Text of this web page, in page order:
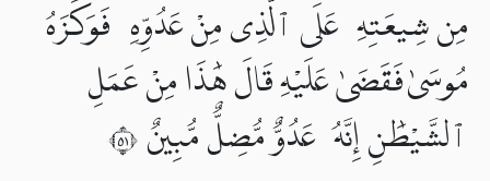
مِن شِيعَتِهِۦ عَلَى ٱلَّذِى مِنْ عَدُوِّهِۦ فَوَكَزَهُۥ
مُوسَىٰ فَقَضَىٰ عَلَيْهِ قَالَ هَٰذَا مِنْ عَمَلِ
ٱلشَّيْطَٰنِ إِنَّهُۥ عَدُوٌّ مُّضِلٌّ مُّبِينٌ ١٥